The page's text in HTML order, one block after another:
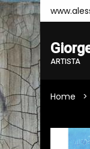
ARTISTA
Home